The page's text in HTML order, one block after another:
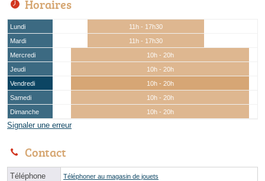
Horaires
Lundi
11h - 17h30
Mardi
11h - 17h30
Mercredi
10h - 20h
Jeudi
10h - 20h
Vendredi
10h - 20h
Samedi
10h - 20h
Dimanche
10h - 20h
Signaler une erreur
Contact
Téléphone Téléphoner au magasin de jouets